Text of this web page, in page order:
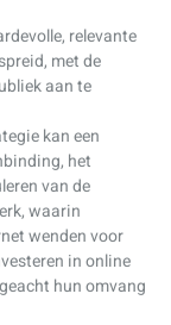
relevante
met de
aan te
kan een
het
van de
waarin
wenden voor
in online
hun omvang